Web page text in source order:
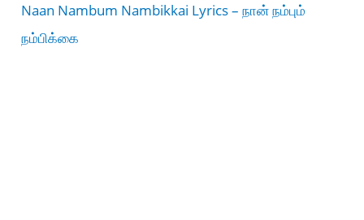
Naan Nambum Nambikkai Lyrics – நான் நம்பும்
நம்பிக்கை